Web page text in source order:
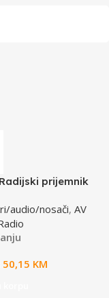
prijemnik
audio/nosači, AV
50,15 KM